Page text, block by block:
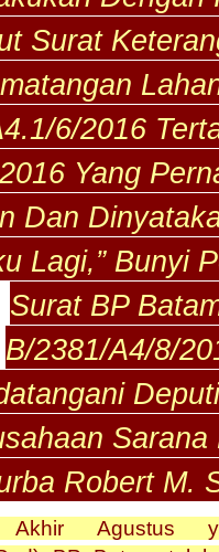
Surat
6/2016
Yang
Dan
Lagi,” Bunyi
Surat BP
B/2381/A4/8/
Sarana
Robert M.
Akhir Agustus